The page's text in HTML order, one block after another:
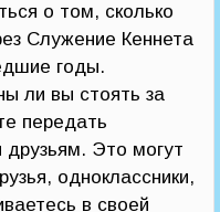
о том, сколько
Служение Кеннета
годы.
ли вы стоять за
передать
друзьям. Это могут
одноклассники,
в своей